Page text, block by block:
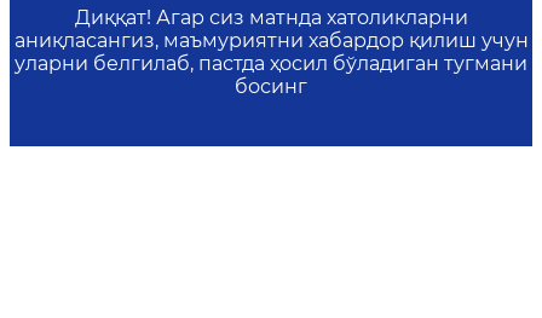
Диққат! Агар сиз матнда хатоликларни
аниқласангиз, маъмуриятни хабардор қилиш учун
уларни белгилаб, пастда ҳосил бўладиган тугмани
босинг